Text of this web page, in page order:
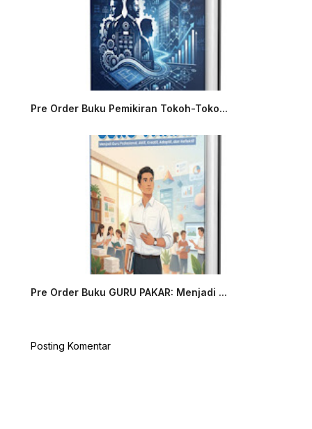
Pre Order Buku Pemikiran Tokoh-Toko...
Pre Order Buku GURU PAKAR: Menjadi ...
Posting Komentar